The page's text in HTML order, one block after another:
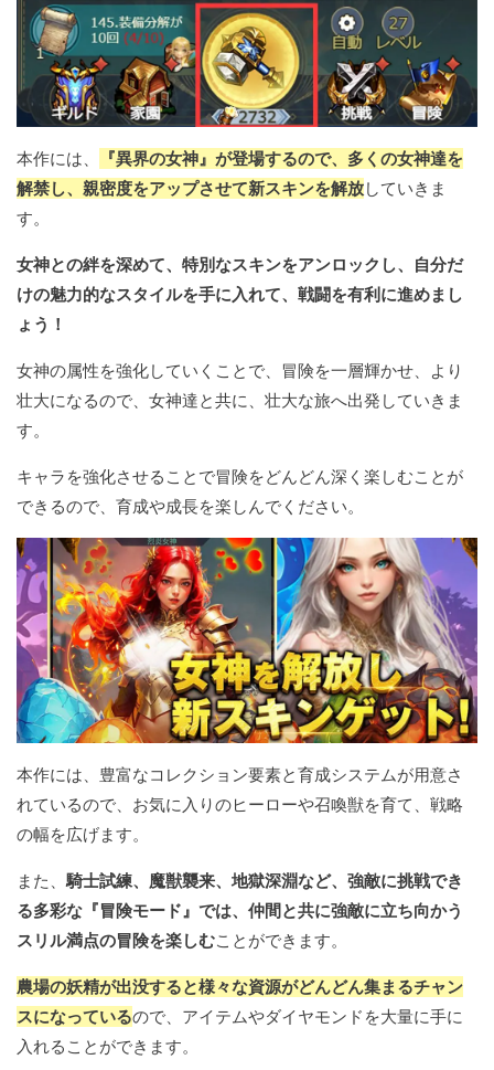
本作には、
『異界の女神』が登場するので、多くの女神達を
解禁し、親密度をアップさせて新スキンを解放していきま
す。
女神との絆を深めて、特別なスキンをアンロックし、自分だ
けの魅力的なスタイルを手に入れて、戦闘を有利に進めまし
ょう！
女神の属性を強化していくことで、冒険を一層輝かせ、より
壮大になるので、女神達と共に、壮大な旅へ出発していきま
す。
キャラを強化させることで冒険をどんどん深く楽しむことが
できるので、育成や成長を楽しんでください。
本作には、豊富なコレクション要素と育成システムが用意さ
れているので、お気に入りのヒーローや召喚獣を育て、戦略
の幅を広げます。
また、 騎士試練、魔獣襲来、地獄深淵など、強敵に挑戦でき
る多彩な『冒険モード』では、仲間と共に強敵に立ち向かう
スリル満点の冒険を楽しむことができます。
農場の妖精が出没すると様々な資源がどんどん集まるチャン
スになっているので、アイテムやダイヤモンドを大量に手に
入れることができます。